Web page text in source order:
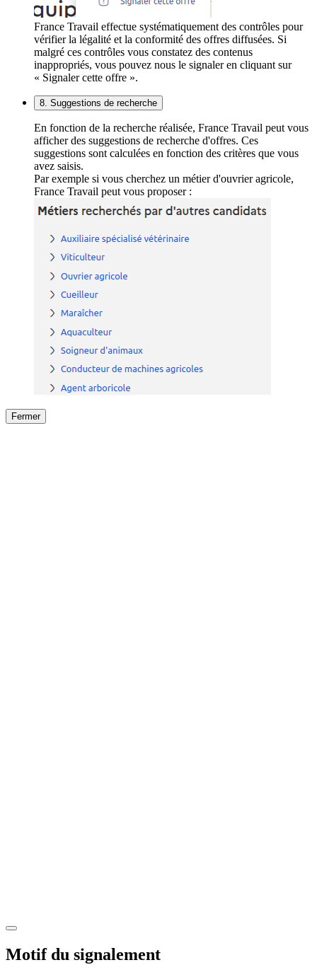
France Travail effectue systématiquement des contrôles pour
vérifier la légalité et la conformité des offres diffusées. Si
malgré ces contrôles vous constatez des contenus
inappropriés, vous pouvez nous le signaler en cliquant sur
« Signaler cette offre ».
8. Suggestions de recherche
En fonction de la recherche réalisée, France Travail peut vous
afficher des suggestions de recherche d'offres. Ces
suggestions sont calculées en fonction des critères que vous
avez saisis.
Par exemple si vous cherchez un métier d'ouvrier agricole,
France Travail peut vous proposer :
Fermer
Motif du signalement